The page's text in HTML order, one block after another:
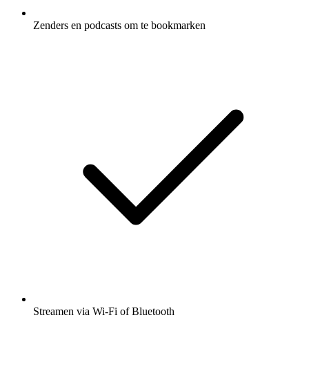
Zenders en podcasts om te bookmarken
Streamen via Wi-Fi of Bluetooth